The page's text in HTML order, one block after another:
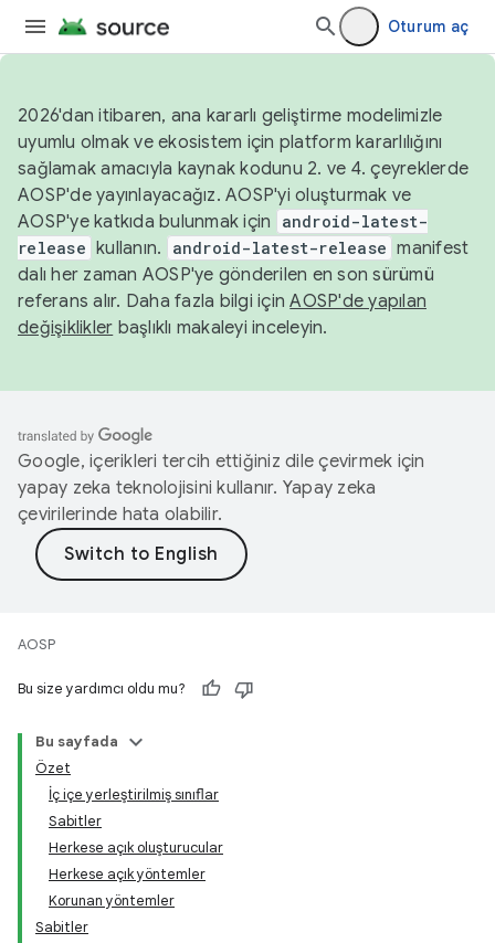
Oturum aç
2026'dan itibaren, ana kararlı geliştirme modelimizle
uyumlu olmak ve ekosistem için platform kararlılığını
sağlamak amacıyla kaynak kodunu 2. ve 4. çeyreklerde
AOSP'de yayınlayacağız. AOSP'yi oluşturmak ve
AOSP'ye katkıda bulunmak için
android-latest-
release kullanın. android-latest-release manifest
dalı her zaman AOSP'ye gönderilen en son sürümü
referans alır. Daha fazla bilgi içinAOSP'de yapılan
değişiklikler başlıklı makaleyi inceleyin.
Google, içerikleri tercih ettiğiniz dile çevirmek için
yapay zeka teknolojisini kullanır. Yapay zeka
çevirilerinde hata olabilir.
AOSP
Bu size yardımcı oldu mu?
Bu sayfada
Özet
İç içe yerleştirilmiş sınıflar
Sabitler
Herkese açık oluşturucular
Herkese açık yöntemler
Korunan yöntemler
Sabitler